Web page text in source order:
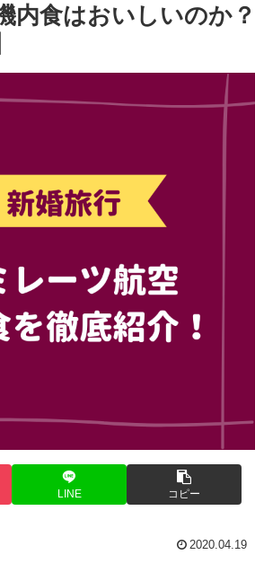
内食はおいしいのか？
LINE コピー
2020.04.19